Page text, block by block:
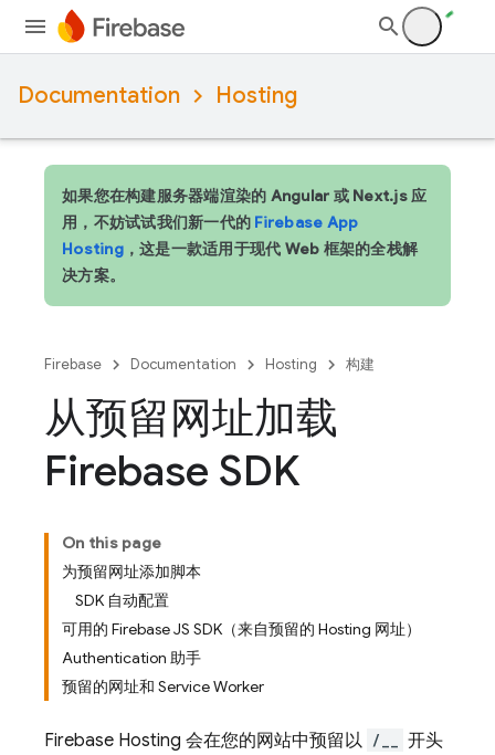
Documentation Hosting
如果您在构建服务器端渲染的 Angular 或 Next.js 应
用，不妨试试我们新一代的 Firebase App
Hosting，这是一款适用于现代 Web 框架的全栈解
决方案。
Firebase Documentation Hosting 构建
从预留网址加载
Firebase SDK
On this page
为预留网址添加脚本
SDK 自动配置
可用的 Firebase JS SDK（来自预留的 Hosting 网址）
Authentication 助手
预留的网址和 Service Worker
Firebase Hosting 会在您的网站中预留以 /__
开头